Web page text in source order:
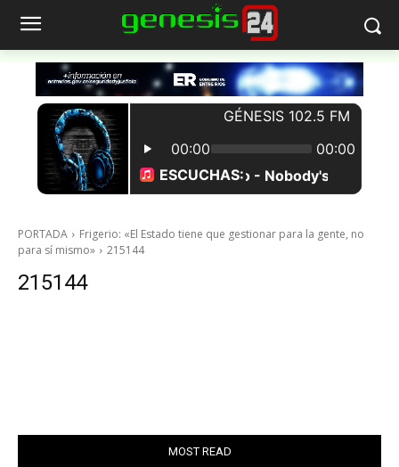
PORTADA
Frigerio: «El Estado tiene que gestionar para la gente, no
para sí mismo»
215144
215144
MOST READ